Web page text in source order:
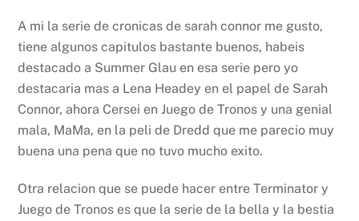
A mi la serie de cronicas de sarah connor me gusto,
tiene algunos capitulos bastante buenos, habeis
destacado a Summer Glau en esa serie pero yo
destacaria mas a Lena Headey en el papel de Sarah
Connor, ahora Cersei en Juego de Tronos y una genial
mala, MaMa, en la peli de Dredd que me parecio muy
buena una pena que no tuvo mucho exito.
Otra relacion que se puede hacer entre Terminator y
Juego de Tronos es que la serie de la bella y la bestia